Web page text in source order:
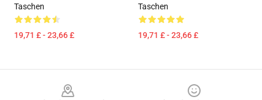
Taschen
19,71 £ - 23,66 £
Taschen
19,71 £ - 23,66 £